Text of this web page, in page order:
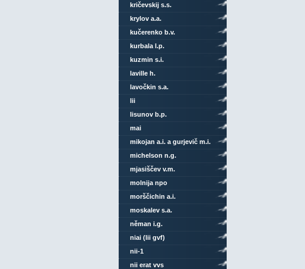
kričevskij s.s.
krylov a.a.
kučerenko b.v.
kurbala l.p.
kuzmin s.i.
laville h.
lavočkin s.a.
lii
lisunov b.p.
mai
mikojan a.i. a gurjevič m.i.
michelson n.g.
mjasiščev v.m.
molnija npo
morščichin a.i.
moskalev s.a.
něman i.g.
niai (lii gvf)
nii-1
nii erat vvs